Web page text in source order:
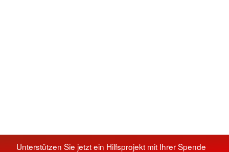
Unterstützen Sie jetzt ein Hilfsprojekt mit Ihrer Spende